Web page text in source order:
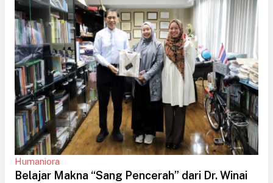
Humaniora
Belajar Makna “Sang Pencerah” dari Dr. Winai